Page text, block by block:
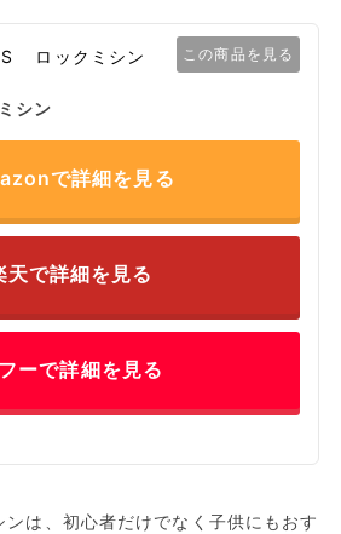
この商品を見る
シン
で詳細を見る
天で詳細を見る
ーで詳細を見る
は、初心者だけでなく子供にもおす